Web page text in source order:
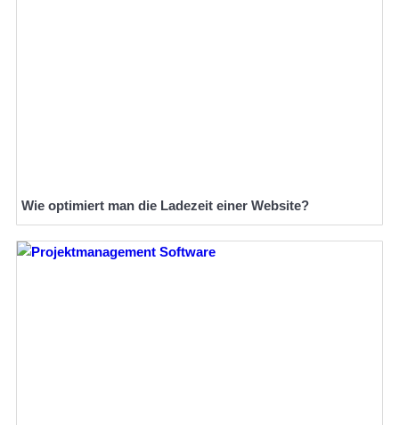
Wie optimiert man die Ladezeit einer Website?